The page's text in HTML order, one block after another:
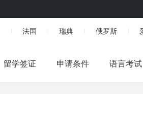
法国 瑞典 俄罗斯
留学签证 申请条件 语言考试